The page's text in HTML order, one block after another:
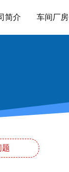
简介 车间厂房
题